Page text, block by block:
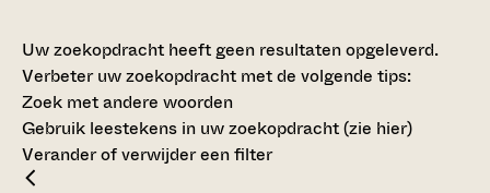
Uw zoekopdracht heeft geen resultaten opgeleverd.
Verbeter uw zoekopdracht met de volgende tips:
Zoek met andere woorden
Gebruik leestekens in uw zoekopdracht (zie hier)
Verander of verwijder een filter